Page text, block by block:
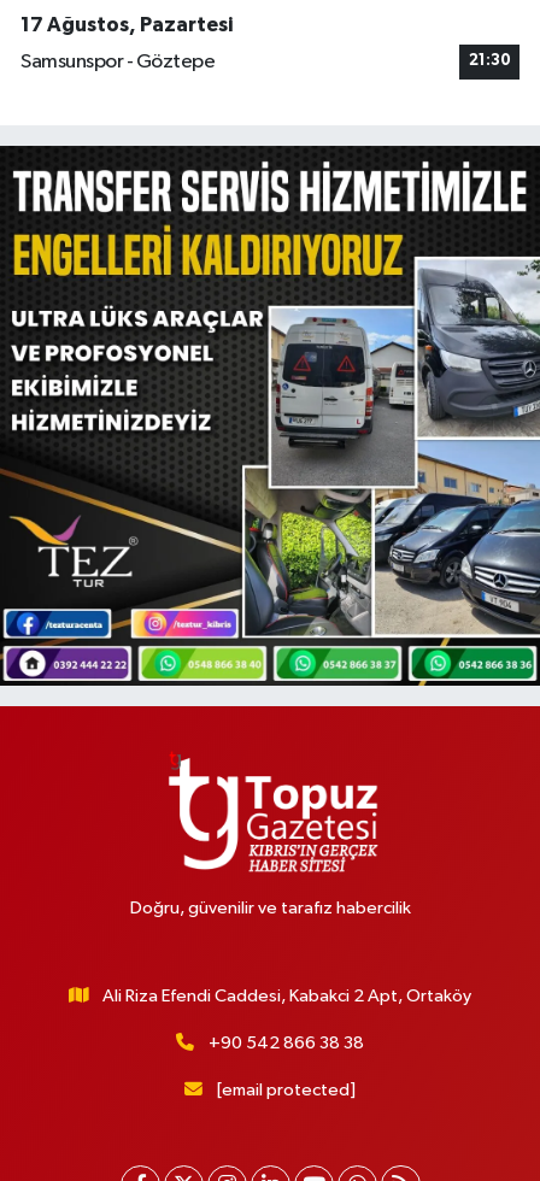
17 Ağustos, Pazartesi
Samsunspor - Göztepe
21:30
Doğru, güvenilir ve tarafız habercilik
Ali Riza Efendi Caddesi, Kabakci 2 Apt, Ortaköy
+90 542 866 38 38
[email protected]